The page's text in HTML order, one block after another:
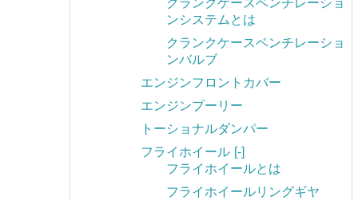
クランクケースベンチレーショ
ンシステムとは
クランクケースベンチレーショ
ンバルブ
エンジンフロントカバー
エンジンプーリー
トーショナルダンパー
フライホイール [-]
フライホイールとは
フライホイールリングギヤ